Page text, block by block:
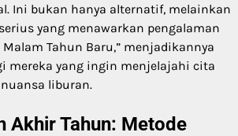
Ini bukan hanya alternatif, melainkan
yang menawarkan pengalaman
Tahun Baru,” menjadikannya
mereka yang ingin menjelajahi cita
liburan.
Akhir Tahun: Metode